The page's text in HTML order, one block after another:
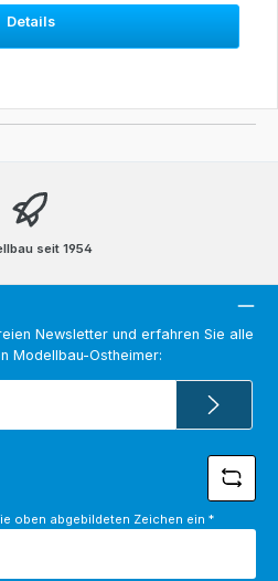
Details
seit 1954
Newsletter und erfahren Sie alle
Modellbau-Ostheimer:
oben abgebildeten Zeichen ein *